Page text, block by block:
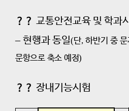
？？ 교통안전교육 및 학과
–현행과 동일(단, 하반기 중 문
문항으로 축소 예정)
？？ 장내기능시험